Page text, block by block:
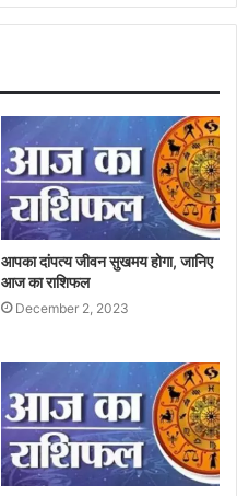
आपका दांपत्य जीवन सुखमय होगा, जानिए
आज का राशिफल
December 2, 2023